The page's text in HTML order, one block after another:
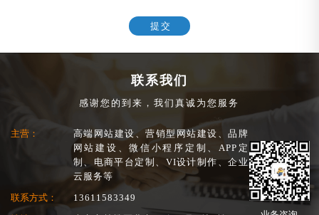
提交
联系我们
感谢您的到来，我们真诚为您服务
主营：
高端网站建设、营销型网站建设、品牌
网站建设、微信小程序定制、APP定
制、电商平台定制、VI设计制作、企业
云服务等
联系方式：
13611583349